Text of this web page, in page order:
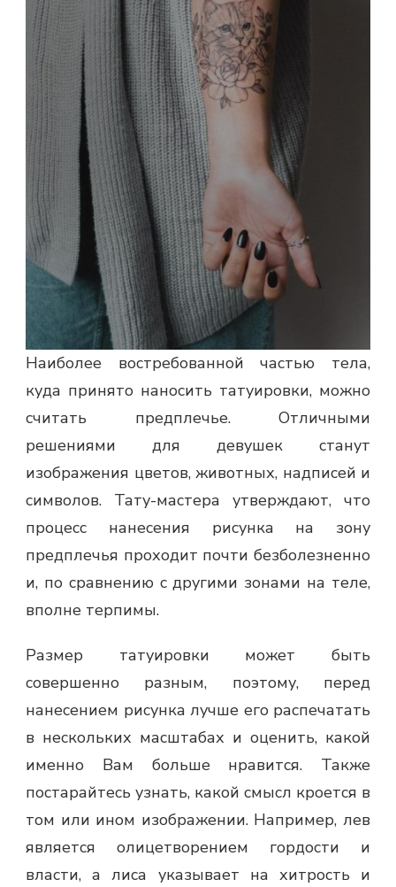
Наиболее востребованной частью тела,
куда принято наносить татуировки, можно
считать предплечье. Отличными
решениями для девушек станут
изображения цветов, животных, надписей и
символов. Тату-мастера утверждают, что
процесс нанесения рисунка на зону
предплечья проходит почти безболезненно
и, по сравнению с другими зонами на теле,
вполне терпимы.
Размер татуировки может быть
совершенно разным, поэтому, перед
нанесением рисунка лучше его распечатать
в нескольких масштабах и оценить, какой
именно Вам больше нравится. Также
постарайтесь узнать, какой смысл кроется в
том или ином изображении. Например, лев
является олицетворением гордости и
власти, а лиса указывает на хитрость и